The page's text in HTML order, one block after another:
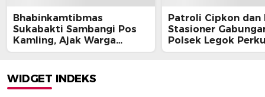
Bhabinkamtibmas
Sukabakti Sambangi Pos
Kamling, Ajak Warga
Tingkatkan Keamanan
Program Jaga Jakarta+
Patroli Cipkon dan
Stasioner
Polsek Legok
Keamanan Wilayah
WIDGET INDEKS